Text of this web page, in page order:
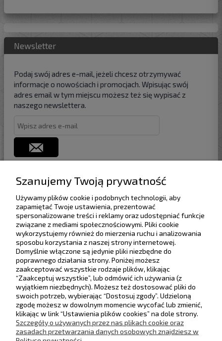
Newsletter
Podaj swój adres e-mail, jeżeli chcesz otrzymywać
informacje o nowościach i promocjach. Wpisując swój
adres email w tym miejscu możesz też się wypisać z
naszego newslettera.
Pomoc
Dostawa
Moje konto
Gwarancja i zwroty
O firmie
Śledź nas na
Szanujemy Twoją prywatność
Używamy plików cookie i podobnych technologii, aby
zapamiętać Twoje ustawienia, prezentować
spersonalizowane treści i reklamy oraz udostępniać funkcje
związane z mediami społecznościowymi. Pliki cookie
wykorzystujemy również do mierzenia ruchu i analizowania
sposobu korzystania z naszej strony internetowej.
Domyślnie włączone są jedynie pliki niezbędne do
poprawnego działania strony. Poniżej możesz
zaakceptować wszystkie rodzaje plików, klikając
“Zaakceptuj wszystkie”, lub odmówić ich używania (z
wyjątkiem niezbędnych). Możesz też dostosować pliki do
swoich potrzeb, wybierając “Dostosuj zgody”. Udzieloną
zgodę możesz w dowolnym momencie wycofać lub zmienić,
klikając w link “Ustawienia plików cookies” na dole strony.
Szczegóły o używanych przez nas plikach cookie oraz
zasadach przetwarzania danych osobowych znajdziesz w
Rabaty progowe Zwiń
Zwiększ wartość zamówienia, aby uzyskać
wyższy rabat.
Maksymalny rabat: 5%
500,00 zł 1%